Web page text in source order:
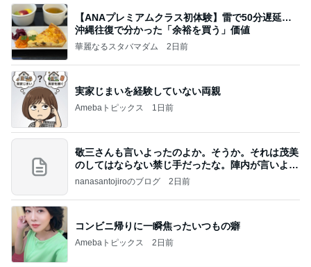
【ANAプレミアムクラス初体験】雷で50分遅延…
沖縄往復で分かった「余裕を買う」価値
華麗なるスタバマダム 2日前
実家じまいを経験していない両親
Amebaトピックス 1日前
敬三さんも言いよったのよか。そうか。それは茂美
のしてはならない禁じ手だったな。陣内が言いよる
のよ
nanasantojiroのブログ 2日前
コンビニ帰りに一瞬焦ったいつもの癖
Amebaトピックス 2日前